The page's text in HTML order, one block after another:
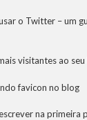
o Twitter – um
visitantes ao
favicon no blog
na primeira